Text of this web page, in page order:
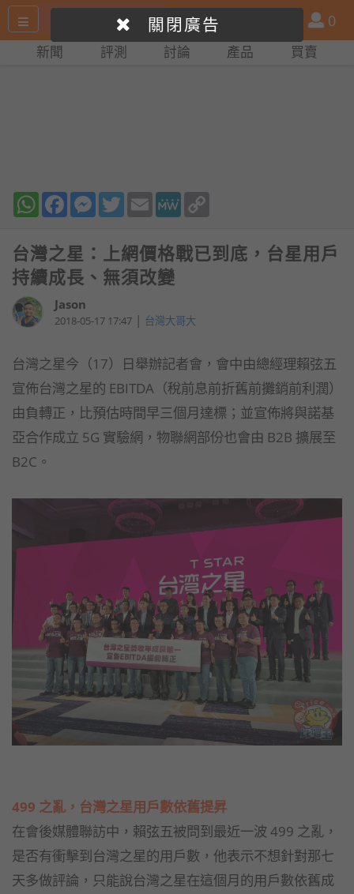
尋
產
品
比
會
員
0
新聞 評測 討論 產品 買賣
WhatsAppFacebookMessenger
TwitterEmail MeWe
台灣之星：上網價格戰已到底，台星用戶
持續成長、無須改變
Jason
2018-05-17 17:47 | 台灣大哥大
台灣之星今（17）日舉辦記者會，會中由總經理賴弦五
宣佈台灣之星的 EBITDA（稅前息前折舊前攤銷前利潤）
由負轉正，比預估時間早三個月達標；並宣佈將與諾基
亞合作成立 5G 實驗網，物聯網部份也會由 B2B 擴展至
B2C。
499 之亂，台灣之星用戶數依舊提昇
在會後媒體聯訪中，賴弦五被問到最近一波 499 之亂，
是否有衝擊到台灣之星的用戶數，他表示不想針對那七
天多做評論，只能說台灣之星在這個月的用戶數依舊成
關閉廣告